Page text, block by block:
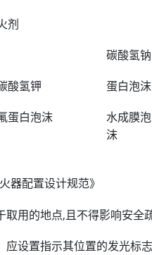
剂
碳酸氢
酸氢钾
蛋白泡沫
蛋白泡沫
水成膜泡
器配置设计规范》
用的地点,且不得影响安全
设置指示其位置的发光标志